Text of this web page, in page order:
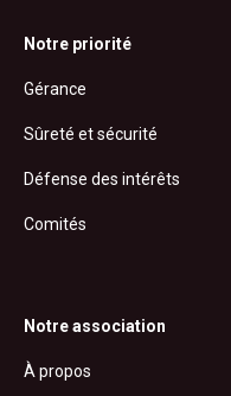
Notre priorité
Gérance
Sûreté et sécurité
Défense des intérêts
Comités
Notre association
À propos